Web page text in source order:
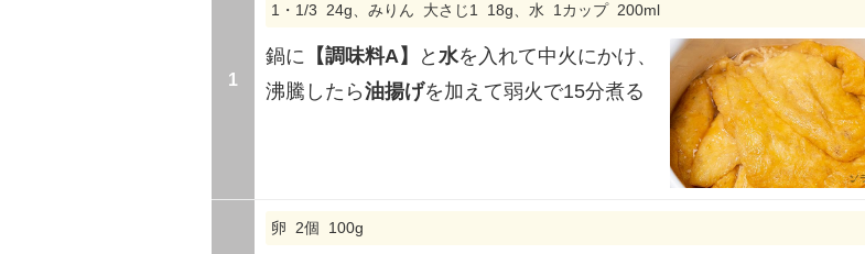
1
1・1/3 24g、みりん 大さじ1 18g、水 1カップ 200ml
鍋に 【調味料A】 と 水を入れて中火にかけ、
沸騰したら油揚げを加えて弱火で15分煮る
卵 2個 100g